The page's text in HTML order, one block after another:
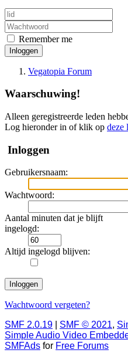
Remember me
Inloggen
Vegatopia Forum
Waarschuwing!
Alleen geregistreerde leden
Log hieronder in of klik op deze
Inloggen
Gebruikersnaam:
Wachtwoord:
Aantal minuten dat je blijft
ingelogd:
Altijd ingelogd blijven:
Wachtwoord vergeten?
SMF 2.0.19
SMF © 2021,
Simple Audio Video
SMFAds for Free Forums